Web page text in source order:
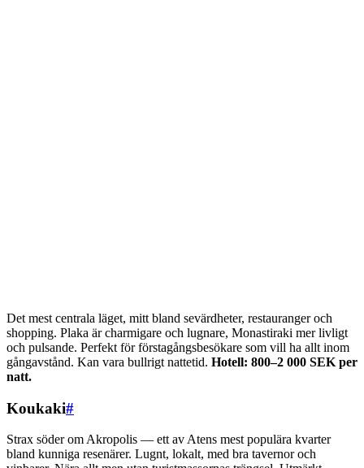
Det mest centrala läget, mitt bland sevärdheter, restauranger och
shopping. Plaka är charmigare och lugnare, Monastiraki mer livligt
och pulsande. Perfekt för förstagångsbesökare som vill ha allt inom
gångavstånd. Kan vara bullrigt nattetid. Hotell: 800–2 000 SEK per
natt.
Koukaki#
Strax söder om Akropolis — ett av Atens mest populära kvarter
bland kunniga resenärer. Lugnt, lokalt, med bra tavernor och